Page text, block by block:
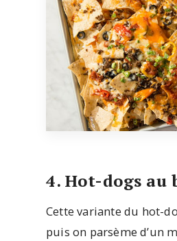
4. Hot-dogs au
Cette variante du hot-
puis on parsème d’un